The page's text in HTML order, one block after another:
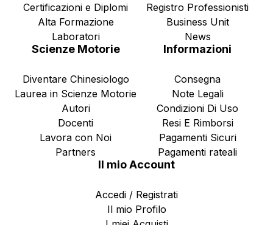
Certificazioni e Diplomi
Alta Formazione
Laboratori
Registro Professionisti
Business Unit
News
Scienze Motorie
Diventare Chinesiologo
Laurea in Scienze Motorie
Autori
Docenti
Lavora con Noi
Partners
Informazioni
Consegna
Note Legali
Condizioni Di Uso
Resi E Rimborsi
Pagamenti Sicuri
Pagamenti rateali
Il mio Account
Accedi / Registrati
Il mio Profilo